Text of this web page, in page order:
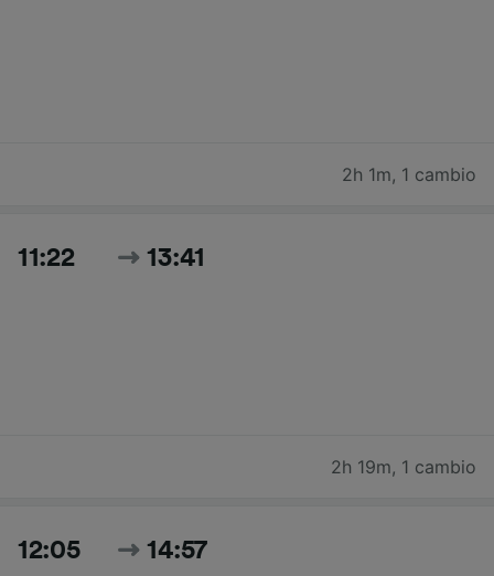
2h 1m, 1 cambio
11:22 13:41
2h 19m, 1 cambio
12:05 14:57